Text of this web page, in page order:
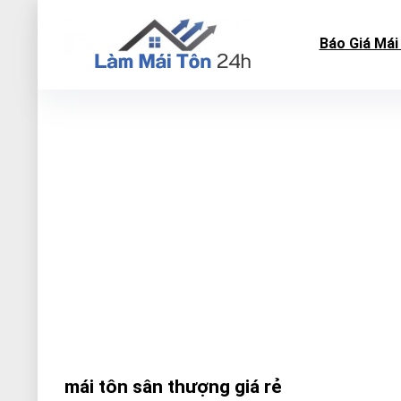
Báo Giá
mái tôn sân thượng giá rẻ